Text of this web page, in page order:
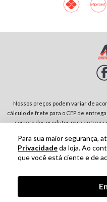
Para sua maior segurança,
Privacidadeda loja. Ao
que você está ciente e de
Nossos preços podem variar de
cálculo de frete para o CEP de
correto dos produtos para entrega
no carrinho de compras. Rodovia SP-
13874-243-São João da Boa